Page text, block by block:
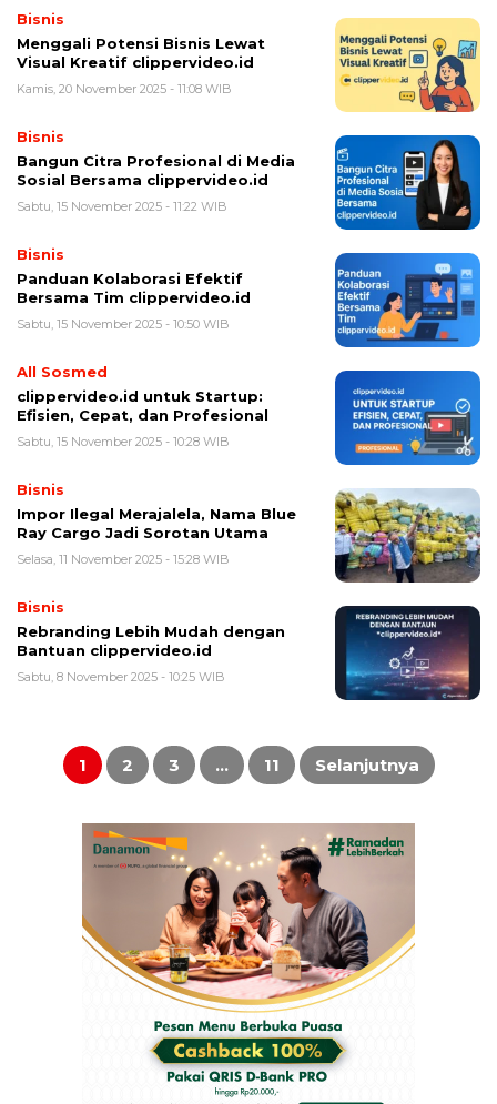
Bisnis
Menggali Potensi Bisnis Lewat
Visual Kreatif clippervideo.id
Kamis, 20 November 2025 - 11:08 WIB
Bisnis
Bangun Citra Profesional di Media
Sosial Bersama clippervideo.id
Sabtu, 15 November 2025 - 11:22 WIB
Bisnis
Panduan Kolaborasi Efektif
Bersama Tim clippervideo.id
Sabtu, 15 November 2025 - 10:50 WIB
All Sosmed
clippervideo.id untuk Startup:
Efisien, Cepat, dan Profesional
Sabtu, 15 November 2025 - 10:28 WIB
Bisnis
Impor Ilegal Merajalela, Nama Blue
Ray Cargo Jadi Sorotan Utama
Selasa, 11 November 2025 - 15:28 WIB
Bisnis
Rebranding Lebih Mudah dengan
Bantuan clippervideo.id
Sabtu, 8 November 2025 - 10:25 WIB
Paginasi
pos
1 2 3 … 11 Selanjutnya